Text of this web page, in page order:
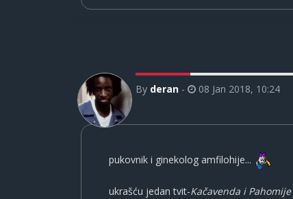
By deran - 08 Jan 2018, 10:24
pukovnik i ginekolog amfilohije...
ukrašću jedan tvit-Kačavenda i